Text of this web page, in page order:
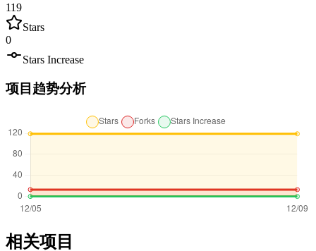
119
Stars
0
Stars Increase
项目趋势分析
相关项目